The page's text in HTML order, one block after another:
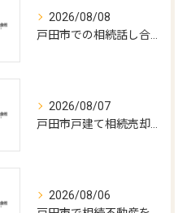
2026/08/08
2026/08/07
2026/08/06